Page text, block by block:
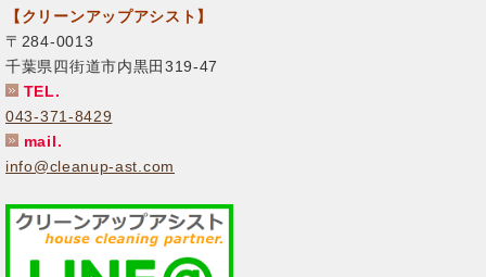
【クリーンアップアシスト】
〒284-0013
千葉県四街道市内黒田319-47
TEL.
043-371-8429
mail.
info@cleanup-ast.com